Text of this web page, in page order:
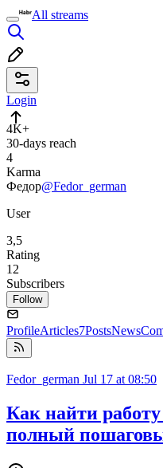
All streams
Login
4K+
30-days reach
4
Karma
Федор@Fedor_german
User
3,5
Rating
12
Subscribers
Follow
ProfileArticles7PostsNews
Fedor_german Jul 17 at 08:50
Как найти
полный